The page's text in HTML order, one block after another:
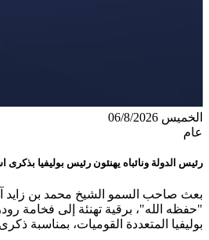
الخميس 06/8/2026
عام
رئيس الدولة ونائباه يهنئون رئيس بوليفيا بذكرى
بعث صاحب السمو الشيخ محمد بن زايد
"حفظه الله"، برقية تهنئة إلى فخامة
بوليفيا المتعددة القوميات، بمناسبة